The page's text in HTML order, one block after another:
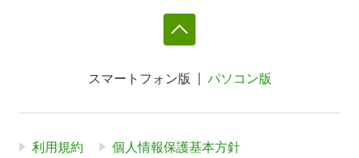
スマートフォン版 パソコン版
利用規約 個人情報保護基本方針